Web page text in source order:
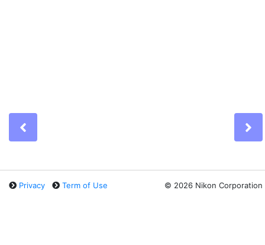
Privacy Term of Use © 2026 Nikon Corporation